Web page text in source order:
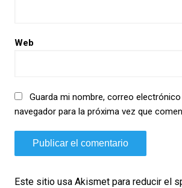
Web
Guarda mi nombre, correo
navegador para la próxima vez que
Este sitio usa Akismet para reducir el